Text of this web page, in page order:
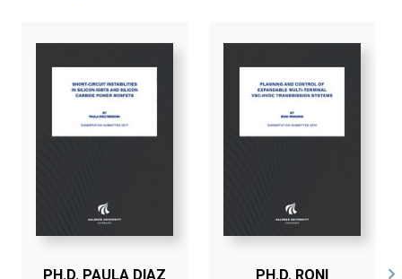
PH.D. PAULA DIAZ
PH.D. RONI